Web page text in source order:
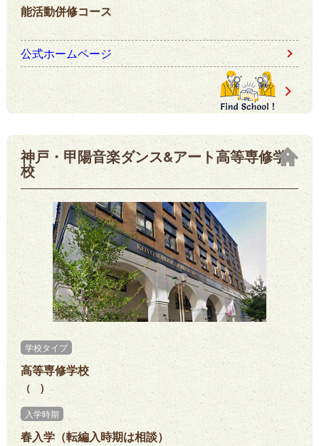
能活動併修コース
公式ホームページ
神戸・甲陽音楽ダンス&アート高等専修学
校
学校タイプ
高等専修学校
（ )
入学時期
春入学（転編入時期は相談）